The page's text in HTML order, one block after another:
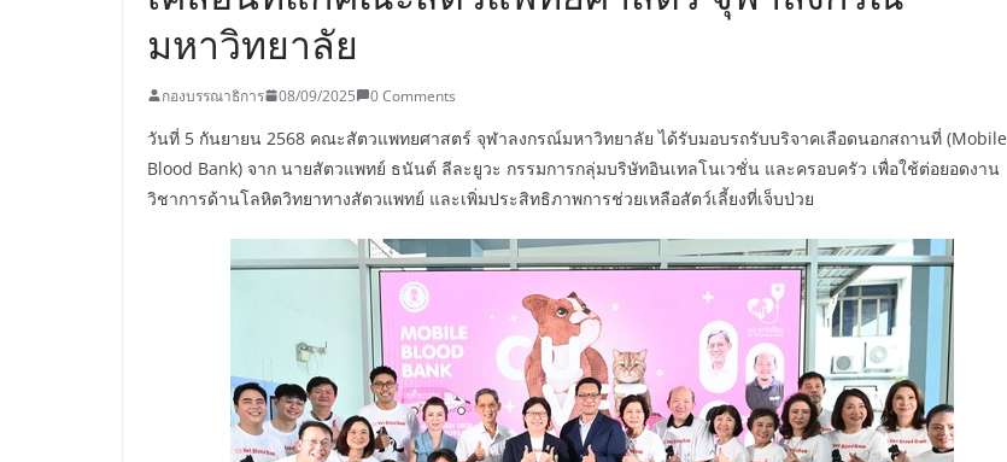
มหาวิทยาลัย
กองบรรณาธิการ 08/09/2025 0 Comments
วันที่ 5 กันยายน 2568 คณะสัตวแพทยศาสตร์ จุฬาลงกรณ์มหาวิทยาลัย ได้รับมอบรถรับบริจาคเลือดนอกสถานที่ (Mobile
Blood Bank) จาก นายสัตวแพทย์ ธนันต์ ลีละยูวะ กรรมการกลุ่มบริษัทอินเทลโนเวชั่น และครอบครัว เพื่อใช้ต่อยอดงาน
วิชาการด้านโลหิตวิทยาทางสัตวแพทย์ และเพิ่มประสิทธิภาพการช่วยเหลือสัตว์เลี้ยงที่เจ็บป่วย